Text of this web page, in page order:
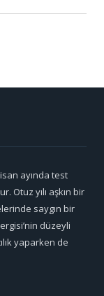
ayında test
Otuz yılı aşkın bir
saygın bir
düzeyli
yaparken de